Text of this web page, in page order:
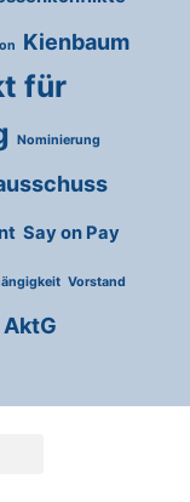
Kienbaum
für
Nominierung
Say on Pay
Vorstand